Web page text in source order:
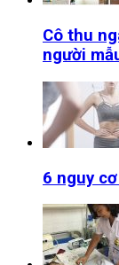
Cô thu
người
6 nguy